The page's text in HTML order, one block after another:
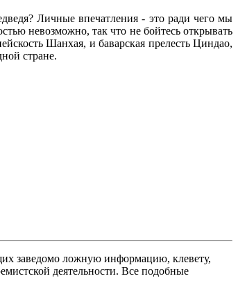
Личные впечатления - это ради чего мы
невозможно, так что не бойтесь открывать
Шанхая, и баварская прелесть Циндао,
стране.
заведомо ложную информацию, клевету,
деятельности. Все подобные